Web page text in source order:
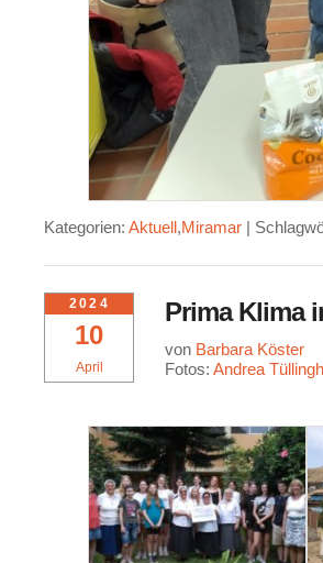
Kategorien: Aktuell,Miramar |
10
April
2024 Prima Klima
von Barbara Köster
Fotos:Andrea